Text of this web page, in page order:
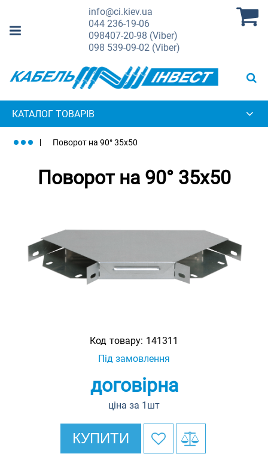
info@ci.kiev.ua
044236-19-06
098407-20-98 (Viber)
098 539-09-02 (Viber)
КАТАЛОГ ТОВАРІВ
Поворот на 90° 35х50
Поворот на 90° 35х50
Код товару: 141311
Під замовлення
договірна
ціна за 1шт
КУПИТИ